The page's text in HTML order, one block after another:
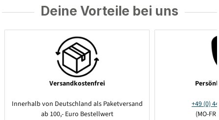
Deine Vorteile bei uns
Versandkostenfrei
Innerhalb von Deutschland als Paketversand
ab 100,- Euro Bestellwert
+49 (0)
(MO-